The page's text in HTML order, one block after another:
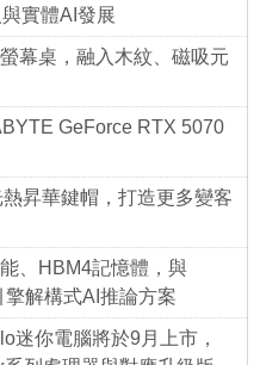
實體AI發展
幕桌，融入木紋、磁吸元
GeForce RTX 5070
昇華鍵帽，打造更多變客
、HBM4記憶體，與
解構式AI推論方案
迷你電腦將於9月上市，